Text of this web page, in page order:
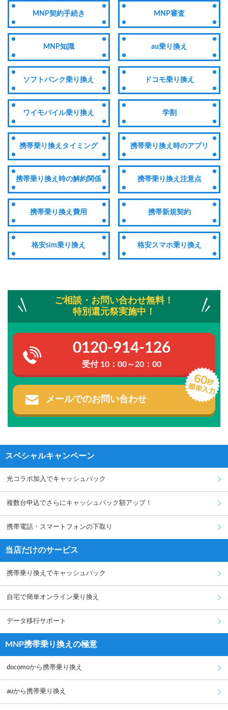
MNP契約手続き MNP審査
MNP知識 au乗り換え
ソフトバンク乗り換え ドコモ乗り換え
ワイモバイル乗り換え 学割
携帯乗り換えタイミング 携帯乗り換え時のアプリ
携帯乗り換え時の解約関係 携帯乗り換え注意点
携帯乗り換え費用 携帯新規契約
格安sim乗り換え 格安スマホ乗り換え
ご相談・お問い合わせ無料！
特別還元祭実施中！
0120-914-126
受付 10：00～20：00
メールでのお問い合わせ
スペシャルキャンペーン
光コラボ加入でキャッシュバック
複数台申込でさらにキャッシュバック額アップ！
携帯電話・スマートフォンの下取り
当店だけのサービス
携帯乗り換えでキャッシュバック
自宅で簡単オンライン乗り換え
データ移行サポート
MNP携帯乗り換えの極意
docomoから携帯乗り換え
auから携帯乗り換え